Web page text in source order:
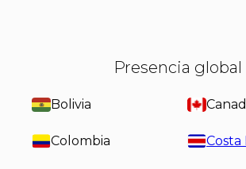
Presencia global
Bolivia
Colombia Costa